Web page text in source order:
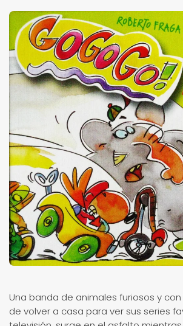
Una banda de animales furiosos y
de volver a casa para ver sus series